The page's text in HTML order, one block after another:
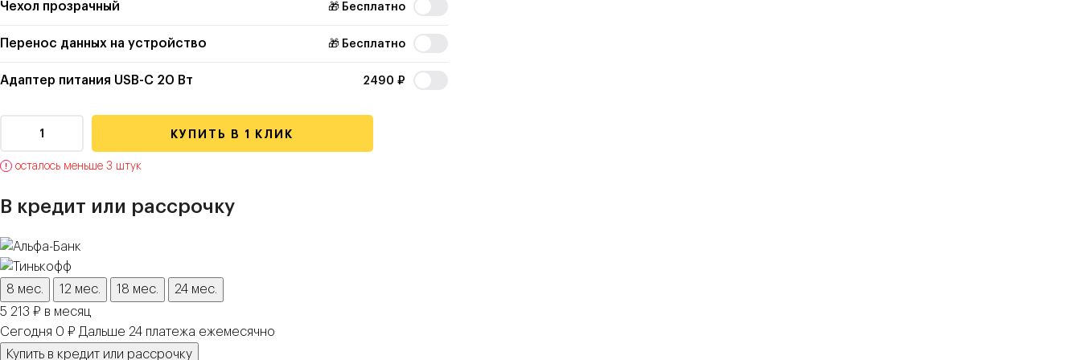
Чехол прозрачный 🎁 Бесплатно
Перенос данных на устройство 🎁 Бесплатно
Адаптер питания USB-C 20 Вт 2490 ₽
КУПИТЬ В 1 КЛИК
осталось меньше 3 штук
В кредит или рассрочку
8 мес. 12 мес. 18 мес.
24 мес.
5 213 ₽ в месяц
Сегодня 0 ₽ Дальше 24 платежа ежемесячно
Купить в кредит или рассрочку